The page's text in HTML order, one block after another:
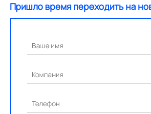
Пришло время переходить на
Ваше имя
Компания
Телефон